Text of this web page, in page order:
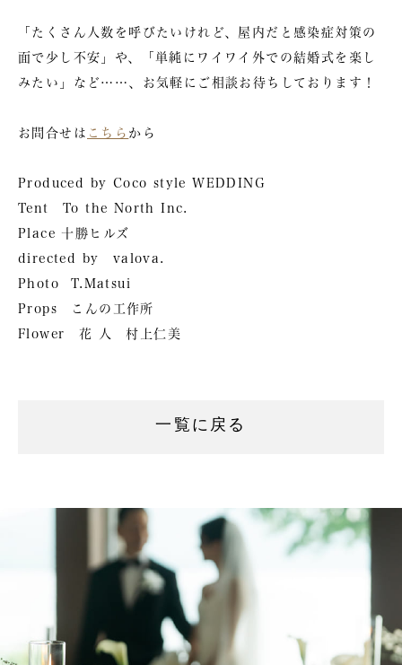
「たくさん人数を呼びたいけれど、屋内だと感染症対策の
面で少し不安」や、「単純にワイワイ外での結婚式を楽し
みたい」など……、お気軽にご相談お待ちしております！
お問合せは こちら から
Produced by Coco style WEDDING
Tent To the North Inc.
Place 十勝ヒルズ
directed by valova.
Photo T.Matsui
Props こんの工作所
Flower 花 人 村上仁美
一覧に戻る